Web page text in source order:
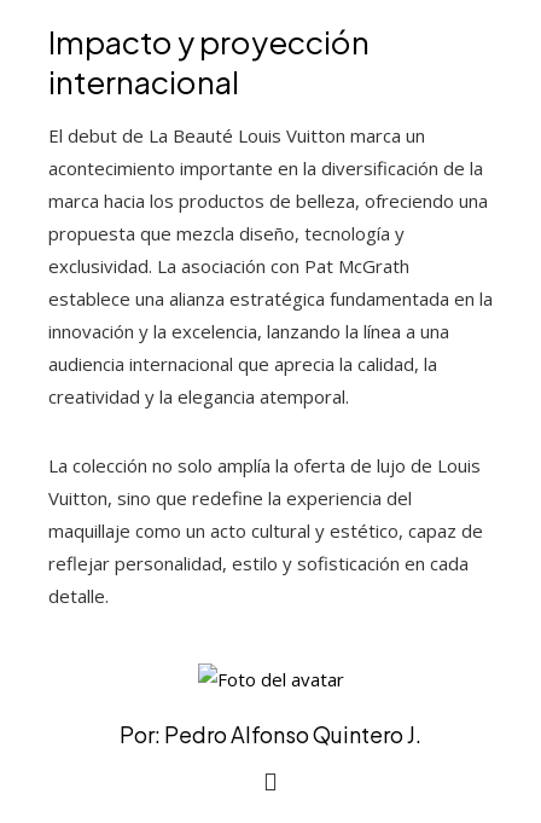
Impacto y proyección
internacional
El debut de La Beauté Louis Vuitton marca un
acontecimiento importante en la diversificación de la
marca hacia los productos de belleza, ofreciendo una
propuesta que mezcla diseño, tecnología y
exclusividad. La asociación con Pat McGrath
establece una alianza estratégica fundamentada en la
innovación y la excelencia, lanzando la línea a una
audiencia internacional que aprecia la calidad, la
creatividad y la elegancia atemporal.
La colección no solo amplía la oferta de lujo de Louis
Vuitton, sino que redefine la experiencia del
maquillaje como un acto cultural y estético, capaz de
reflejar personalidad, estilo y sofisticación en cada
detalle.
Por: Pedro Alfonso Quintero J.